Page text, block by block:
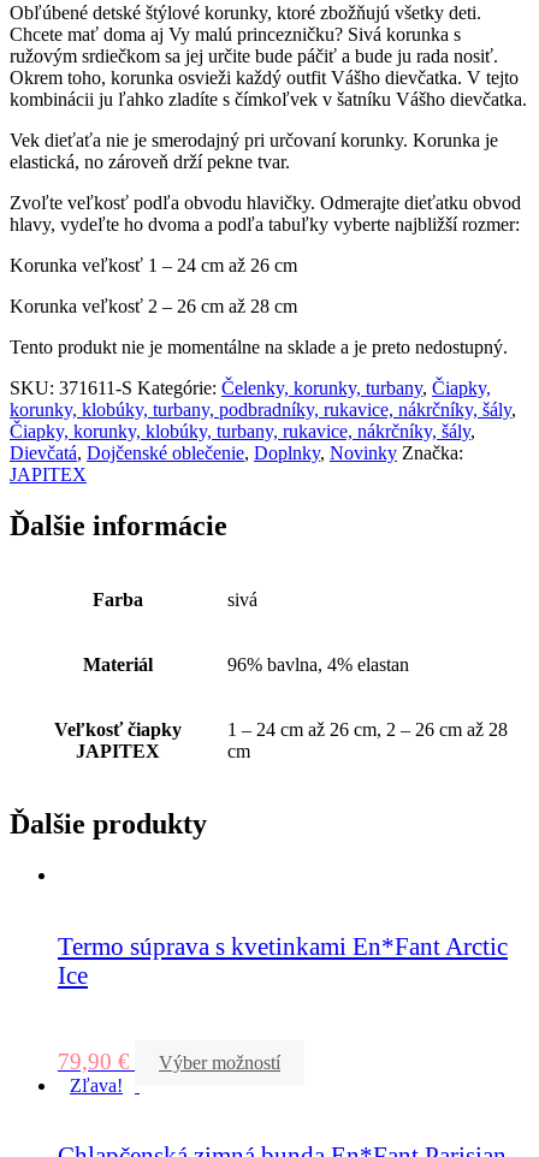
Obľúbené detské štýlové korunky, ktoré zbožňujú všetky deti.
Chcete mať doma aj Vy malú princezničku? Sivá korunka s
ružovým srdiečkom sa jej určite bude páčiť a bude ju rada nosiť.
Okrem toho, korunka osvieži každý outfit Vášho dievčatka. V tejto
kombinácii ju ľahko zladíte s čímkoľvek v šatníku Vášho dievčatka.
Vek dieťaťa nie je smerodajný pri určovaní korunky. Korunka je
elastická, no zároveň drží pekne tvar.
Zvoľte veľkosť podľa obvodu hlavičky. Odmerajte dieťatku obvod
hlavy, vydeľte ho dvoma a podľa tabuľky vyberte najbližší rozmer:
Korunka veľkosť 1 – 24 cm až 26 cm
Korunka veľkosť 2 – 26 cm až 28 cm
Tento produkt nie je momentálne na sklade a je preto nedostupný.
SKU: 371611-S Kategórie: Čelenky, korunky, turbany, Čiapky,
korunky, klobúky, turbany, podbradníky, rukavice, nákrčníky, šály,
Čiapky, korunky, klobúky, turbany, rukavice, nákrčníky, šály,
Dievčatá, Dojčenské oblečenie, Doplnky, Novinky Značka:
JAPITEX
Ďalšie informácie
Farba sivá
Materiál 96% bavlna, 4% elastan
Veľkosť čiapky
JAPITEX
1 – 24 cm až 26 cm, 2 – 26 cm až 28
cm
Ďalšie produkty
Termo súprava s kvetinkami En*Fant Arctic
Ice
79,90 €
Výber možností
Zľava!